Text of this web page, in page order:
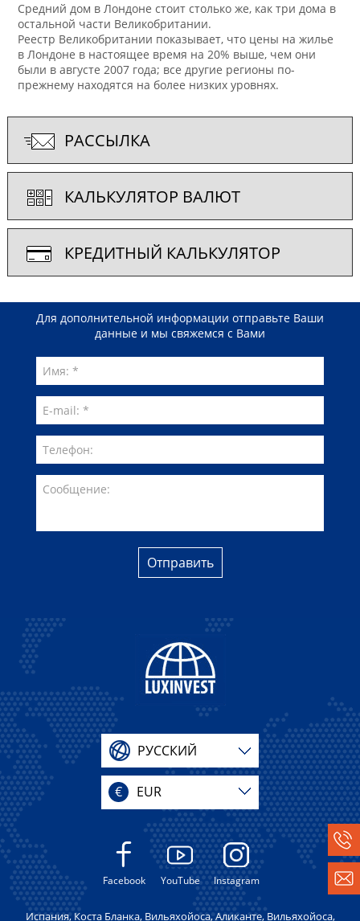
Средний дом в Лондоне стоит столько же, как три дома в
остальной части Великобритании.
Реестр Великобритании показывает, что цены на жилье
в Лондоне в настоящее время на 20% выше, чем они
были в августе 2007 года; все другие регионы по-
прежнему находятся на более низких уровнях.
РАССЫЛКА
КАЛЬКУЛЯТОР ВАЛЮТ
КРЕДИТНЫЙ КАЛЬКУЛЯТОР
Для дополнительной информации отправьте Ваши
данные и мы свяжемся с Вами
Отправить
РУССКИЙ
€ EUR
Facebook YouTube Instagram
Испания, Коста Бланка, Вильяхойоса, Аликанте, Вильяхойоса,